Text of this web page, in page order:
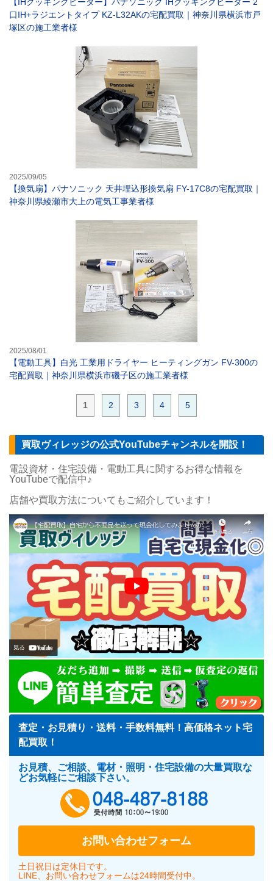
口IH+ラジエントタイプ KZ-L32AKの宅配買取｜神奈川県横浜市戸
塚区の施工業者様
2025/09/05
【換気扇】パナソニック 天井埋込形換気扇 FY-17C8の宅配買取｜
神奈川県綾瀬市大上の電気工事業者様
2025/08/01
【電動工具】白光 工業用ドライヤー ヒーティングガン FV-300の
宅配買取｜神奈川県横浜市磯子区の施工業者様
1 2 3 4 5
買取ヴィレッジの公式YouTubeチャンネルを開設！
電設資材・住宅設備・電動工具に関するお得な情報を
YouTubeで配信中♪
店舗や買取方法についてもご紹介しています！
査定・お見積り・送料・手数料無料！高価格ネット宅
配買取！
お見積、ご相談、電材・照明・住宅設備の大量買取な
どお気軽にご相談下さい。
お問い合わせフォーム
土日祝日は定休日です。
LINE、お問い合わせフォームは24時間受付中。